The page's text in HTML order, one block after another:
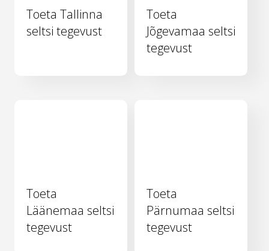
Toeta Tallinna
seltsi tegevust
Toeta
Jõgevamaa seltsi
tegevust
Toeta
Läänemaa seltsi
tegevust
Toeta
Pärnumaa seltsi
tegevust